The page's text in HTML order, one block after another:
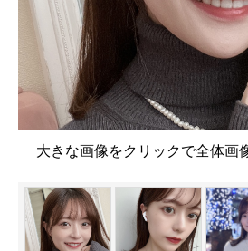
大きな画像をクリックで全体画